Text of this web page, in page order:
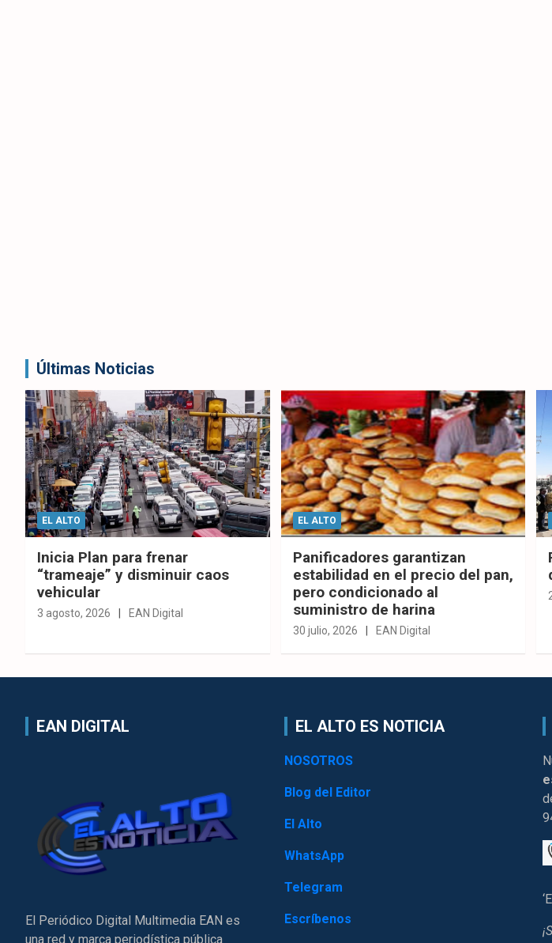
Últimas Noticias
EL ALTO
Inicia Plan para frenar
“trameaje” y disminuir caos
vehicular
3 agosto, 2026 EAN Digital
EL ALTO
Panificadores garantizan
estabilidad en el precio del pan,
pero condicionado al
suministro de harina
30 julio, 2026 EAN Digital
EAN DIGITAL
El Periódico Digital Multimedia EAN es
una red y marca periodística pública
EL ALTO ES NOTICIA
NOSOTROS
Blog del Editor
El Alto
WhatsApp
Telegram
Escríbenos